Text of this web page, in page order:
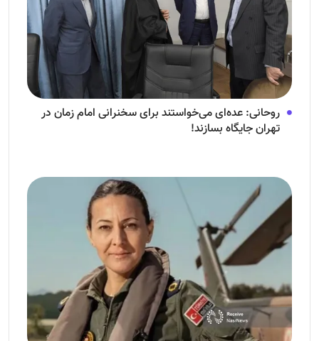
روحانی: عده‌ای می‌خواستند برای سخنرانی امام زمان در
تهران جایگاه بسازند!